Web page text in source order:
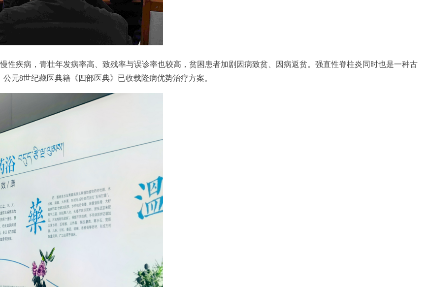
性疾病，青壮年发病率高、致残率与误诊率也较高，贫困患者加剧因病致贫、因病返贫。强直性脊柱炎同时也是一种古
元8世纪藏医典籍《四部医典》已收载隆病优势治疗方案。